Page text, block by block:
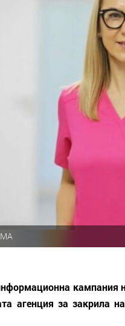
кампания
агенция за закрила